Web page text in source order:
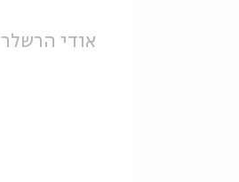
אודי הרשלר